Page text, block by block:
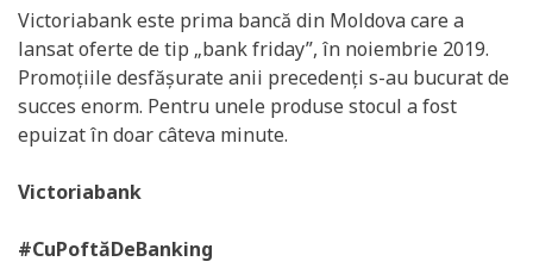
Victoriabank este prima bancă din Moldova care a
lansat oferte de tip „bank friday”, în noiembrie 2019.
Promoțiile desfășurate anii precedenți s-au bucurat de
succes enorm. Pentru unele produse stocul a fost
epuizat în doar câteva minute.
Victoriabank
#CuPoftăDeBanking